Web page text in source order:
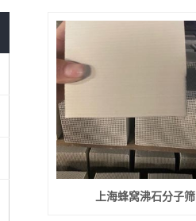
上海蜂窝沸石分子筛